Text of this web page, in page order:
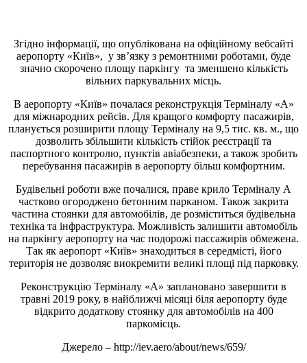
Згідно інформації, що опублікована на офіційному вебсайті
аеропорту «Київ», у зв’язку з ремонтними роботами, буде
значно скорочено площу паркінгу та зменшено кількість
вільних паркувальних місць.
В аеропорту «Київ» почалася реконструкція Терміналу «А»
для міжнародних рейсів. Для кращого комфорту пасажирів,
планується розширити площу Терміналу на 9,5 тис. кв. м., що
дозволить збільшити кількість стійок реєстрації та
паспортного контролю, пунктів авіабезпеки, а також зробить
перебування пасажирів в аеропорту більш комфортним.
Будівельні роботи вже почалися, праве крило Терміналу А
частково огороджено бетонним парканом. Також закрита
частина стоянки для автомобілів, де розміститься будівельна
техніка та інфраструктура. Можливість залишити автомобіль
на паркінгу аеропорту на час подорожі пассажирів обмежена.
Так як аеропорт «Київ» знаходиться в середмісті, його
територія не дозволяє виокремити великі площі під парковку.
Реконструкцію Терміналу «А» заплановано завершити в
травні 2019 року, в найближчі місяці біля аеропорту буде
відкрито додаткову стоянку для автомобілів на 400
паркомісць.
Джерело – http://iev.aero/about/news/659/